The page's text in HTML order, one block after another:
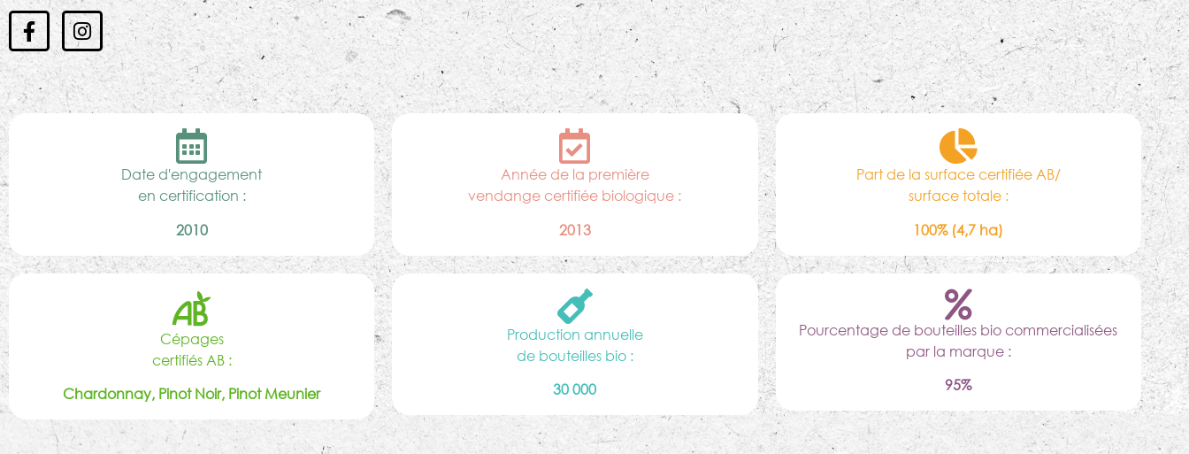
Date d'engagement
en certification :
2010
Année de la première
vendange certifiée biologique :
2013
Part de la surface certifiée AB/
surface totale :
100% (4,7 ha)
Cépages
certifiés AB :
Chardonnay, Pinot Noir, Pinot Meunier
Production annuelle
de bouteilles bio :
30 000
Pourcentage de bouteilles bio commercialisées
par la marque :
95%